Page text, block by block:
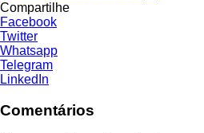
Compartilhe
Facebook
Twitter
Whatsapp
Telegram
LinkedIn
Comentários